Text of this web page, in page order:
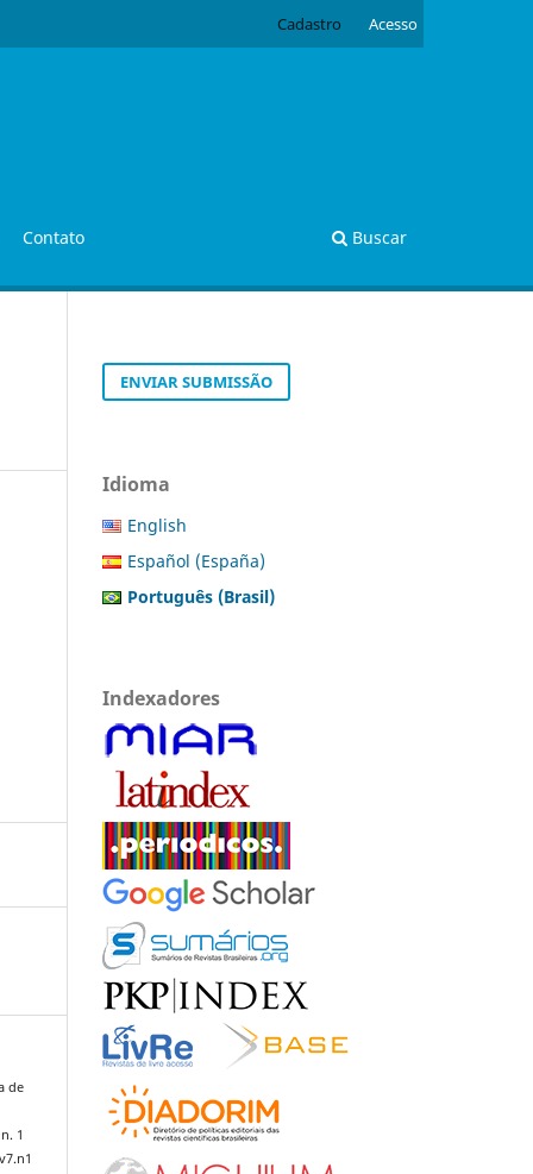
Contato Buscar
Cadastro Acesso
de
1
ENVIAR SUBMISSÃO
Idioma
English
Español (España)
Português (Brasil)
Indexadores